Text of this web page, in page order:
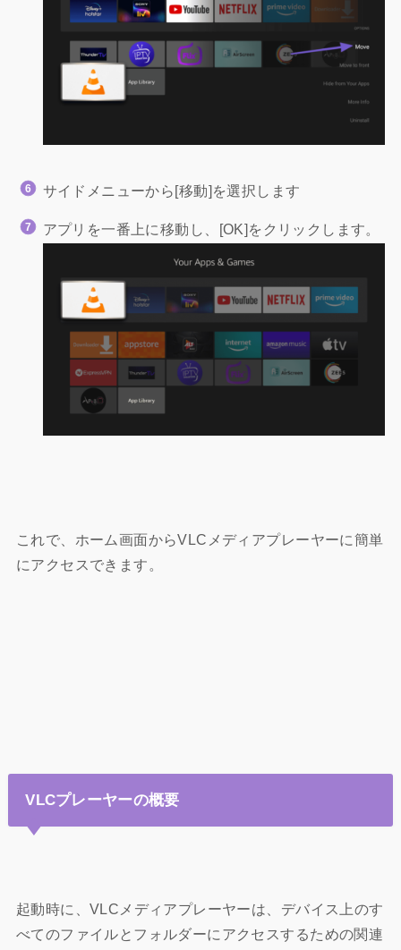
サイドメニューから[移動]を選択します
アプリを一番上に移動し、[OK]をクリックします。
これで、ホーム画面からVLCメディアプレーヤーに簡単
にアクセスできます。
VLCプレーヤーの概要
起動時に、VLCメディアプレーヤーは、デバイス上のす
べてのファイルとフォルダーにアクセスするための関連